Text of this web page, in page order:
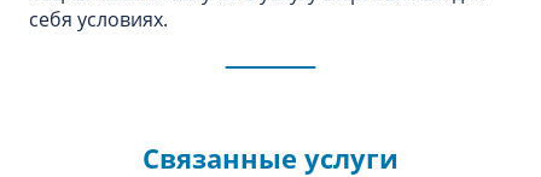
себя условиях.
Связанные услуги